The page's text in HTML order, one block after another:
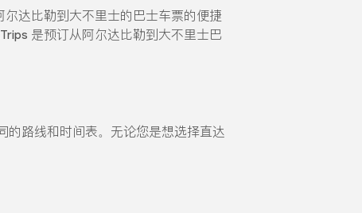
达比勒到大不里士的巴士车票的便捷
是预订从阿尔达比勒到大不里士巴
的路线和时间表。无论您是想选择直达